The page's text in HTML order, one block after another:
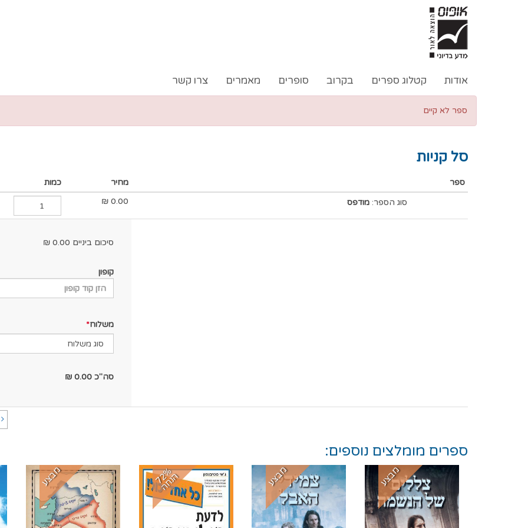
אודות קטלוג ספרים בקרוב סופרים מאמרים צרו קשר
ספר לא קיים
סל קניות
ספר מחיר כמות
סוג הספר:מודפס 0.00
₪
סיכום ביניים 0.00
₪
קופון
משלוח
סה"כ 0.00
₪
ספרים מומלצים נוספים:
מבצע מבצע 7
2
%
ה
נ
ח
ה מבצע